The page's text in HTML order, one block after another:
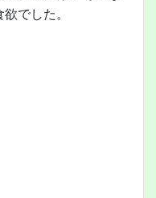
でした。